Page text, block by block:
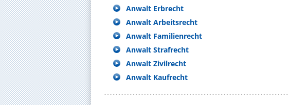
Anwalt Erbrecht
Anwalt Arbeitsrecht
Anwalt Familienrecht
Anwalt Strafrecht
Anwalt Zivilrecht
Anwalt Kaufrecht